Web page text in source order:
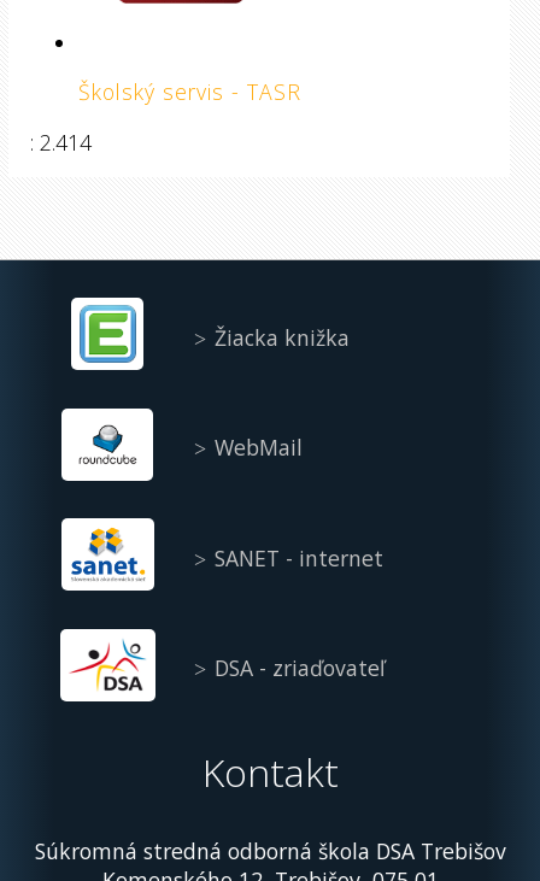
Školský servis - TASR
: 2.414
Žiacka knižka
WebMail
SANET - internet
DSA - zriaďovateľ
Kontakt
Súkromná stredná odborná škola DSA Trebišov